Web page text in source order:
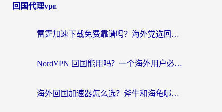
回国代理vpn
雷霆加速下载免费靠谱吗？海外党选回国加速器的避坑指南（附热门工具对比）
NordVPN 回国能用吗？一个海外用户必须面对的真实困境
海外回国加速器怎么选？斧牛和海龟哪个好？一篇帮你避开坑的实用指南